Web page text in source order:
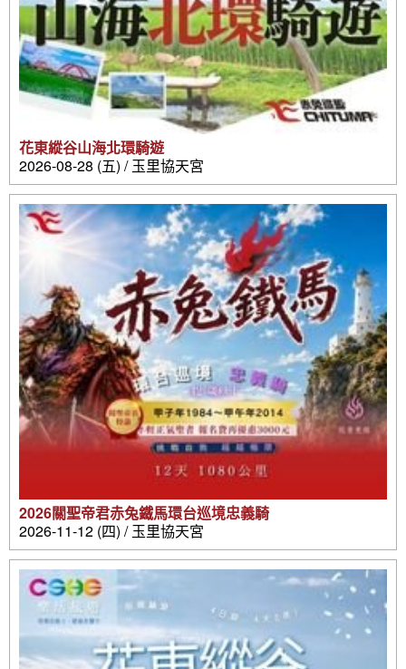
花東縱谷山海北環騎遊
2026-08-28 (五) / 玉里協天宮
2026關聖帝君赤兔鐵馬環台巡境忠義騎
2026-11-12 (四) / 玉里協天宮